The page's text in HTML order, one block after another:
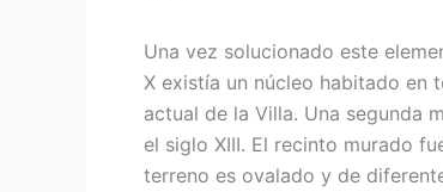
Una vez solucionado este
X existía un núcleo habitado en
actual de la Villa. Una segunda
el siglo XIII. El recinto murado
terreno es ovalado y de